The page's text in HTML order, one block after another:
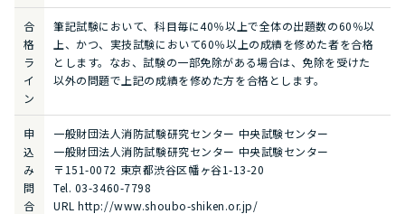
合
格
ラ
イ
ン
筆記試験において、科目毎に40％以上で全体の出題数の60％以
上、かつ、実技試験において60％以上の成績を修めた者を合格
とします。なお、試験の一部免除がある場合は、免除を受けた
以外の問題で上記の成績を修めた方を合格とします。
申
込
み
問
合
一般財団法人消防試験研究センター 中央試験センター
一般財団法人消防試験研究センター 中央試験センター
〒151-0072 東京都渋谷区幡ヶ谷1-13-20
Tel. 03-3460-7798
URL http://www.shoubo-shiken.or.jp/